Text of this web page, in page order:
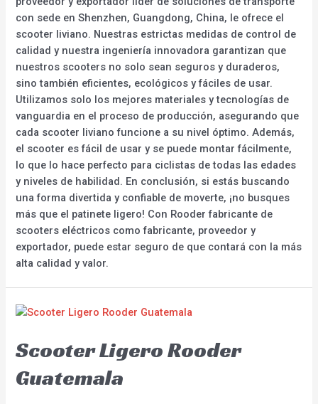
con sede en Shenzhen, Guangdong, China, le ofrece el
scooter liviano. Nuestras estrictas medidas de control de
calidad y nuestra ingeniería innovadora garantizan que
nuestros scooters no solo sean seguros y duraderos,
sino también eficientes, ecológicos y fáciles de usar.
Utilizamos solo los mejores materiales y tecnologías de
vanguardia en el proceso de producción, asegurando que
cada scooter liviano funcione a su nivel óptimo. Además,
el scooter es fácil de usar y se puede montar fácilmente,
lo que lo hace perfecto para ciclistas de todas las edades
y niveles de habilidad. En conclusión, si estás buscando
una forma divertida y confiable de moverte, ¡no busques
más que el patinete ligero! Con Rooder fabricante de
scooters eléctricos como fabricante, proveedor y
exportador, puede estar seguro de que contará con la más
alta calidad y valor.
Scooter Ligero Rooder
Guatemala